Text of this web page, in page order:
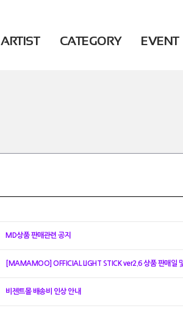
ARTIST
YOUNG POSSE
CATEGORY EVENT
MD상품 판매관련 공지
[MAMAMOO] OFFICIAL LIGHT STICK ver2.6 상품 판매일
비젠트몰 배송비 인상 안내